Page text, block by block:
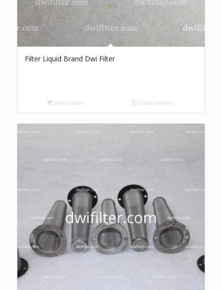
Filter Liquid Brand Dwi Filter
Read more Show Details